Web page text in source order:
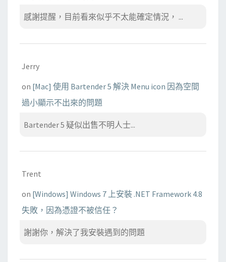
感謝提醒，目前看來似乎不太能確定情況， ...
Jerry
on [Mac] 使用 Bartender 5 解決 Menu icon 因為空間
過小顯示不出來的問題
Bartender 5 疑似出售不明人士...
Trent
on [Windows] Windows 7 上安裝 .NET Framework 4.8
失敗，因為憑證不被信任？
謝謝你，解決了我安裝遇到的問題